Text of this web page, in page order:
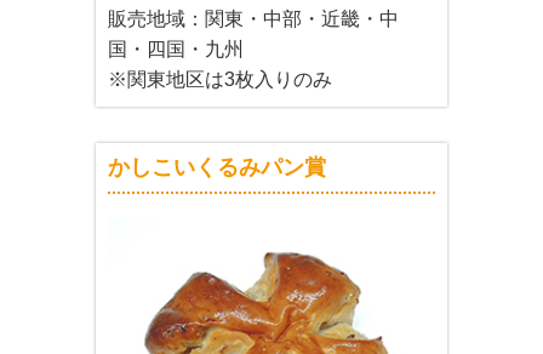
販売地域：関東・中部・近畿・中
国・四国・九州
※関東地区は3枚入りのみ
かしこいくるみパン賞